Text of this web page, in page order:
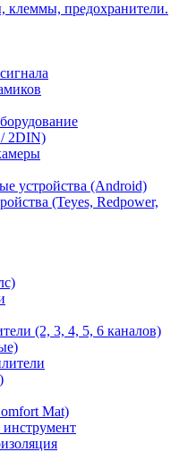
клеммы, предохранители.
2DIN)
устройства (Android)
(Teyes, Redpower,
(2, 3, 4, 5, 6 каналов)
Mat)